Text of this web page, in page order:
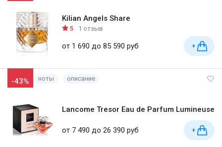
Kilian Angels Share
5 1 отзыв
от 1 690 до 85 590 руб +
-43% ноты описание
Lancome Tresor Eau de Parfum Lumineuse
от 7 490 до 26 390 руб +